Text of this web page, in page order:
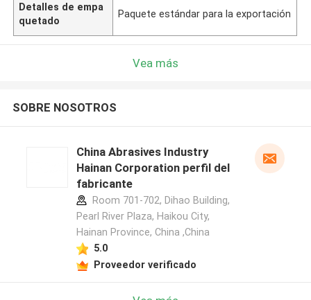
Detalles de empa
quetado
Paquete estándar para la exportación
Vea más
SOBRE NOSOTROS
China Abrasives Industry
Hainan Corporation perfil del
fabricante
Room 701-702, Dihao Building,
Pearl River Plaza, Haikou City,
Hainan Province, China ,China
5.0
Proveedor verificado